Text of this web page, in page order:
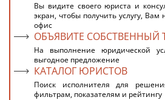
Вы видите своего юриста и
экран, чтобы получить услугу,
офис
ОБЪЯВИТЕ СОБСТВЕННЫЙ
На выполнение юридической
выгодное предложение
КАТАЛОГ ЮРИСТОВ
Поиск исполнителя для
фильтрам, показателям и рейтингу